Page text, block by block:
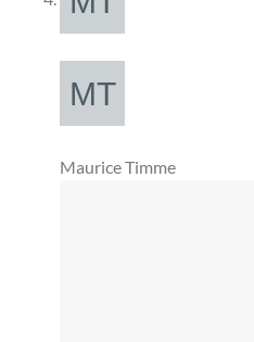
Maurice Timme